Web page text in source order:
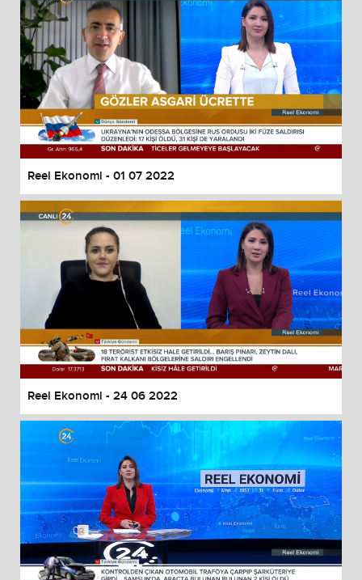
Reel Ekonomi - 01 07 2022
Reel Ekonomi - 24 06 2022